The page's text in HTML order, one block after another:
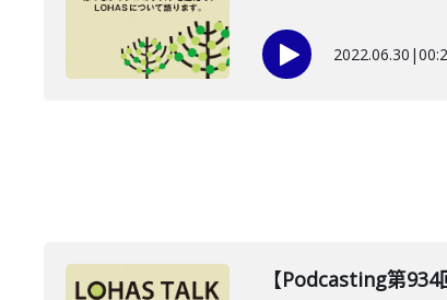
2022.06.30 |
【Podcasting第